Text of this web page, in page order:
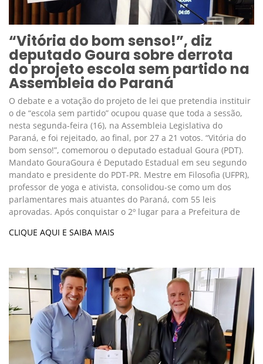
“Vitória do bom senso!”, diz
deputado Goura sobre derrota
do projeto escola sem partido na
Assembleia do Paraná
O debate e a votação do projeto de lei que pretendia instituir
o de “escola sem partido” ocupou quase que toda a sessão,
nesta segunda-feira (16), na Assembleia Legislativa do
Paraná, e foi rejeitado, ao final, por 27 a 21 votos. “Vitória do
bom senso!”, comemorou o deputado estadual Goura (PDT).
Mandato GouraGoura é Deputado Estadual em seu segundo
mandato e presidente do PDT-PR. Mestre em Filosofia (UFPR),
professor de yoga e ativista, consolidou-se como um dos
parlamentares mais atuantes do Paraná, com 55 leis
aprovadas. Após conquistar o 2º lugar para a Prefeitura de
CLIQUE AQUI E SAIBA MAIS